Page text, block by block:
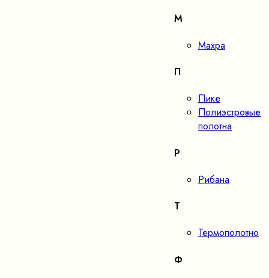
М
Махра
П
Пике
Полиэстровые
полотна
Р
Рибана
Т
Термополотно
Ф